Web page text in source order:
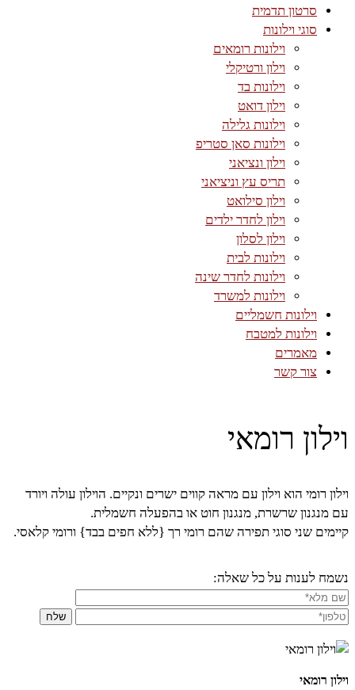
סרטון תדמית
סוגי וילונות
וילונות רומאים
וילון ורטיקלי
וילונות בד
וילון דואט
וילונות גלילה
וילונות סאן סטריפ
וילון ונציאני
תריס עץ וניציאני
וילון סילואט
וילון לחדר ילדים
וילון לסלון
וילונות לבית
וילונות לחדר שינה
וילונות למשרד
וילונות חשמליים
וילונות למטבח
מאמרים
צור קשר
וילון רומאי
וילון רומי הוא וילון עם מראה קווים ישרים ונקיים. הוילון עולה ויורד
עם מנגנון שרשרת, מנגנון חוט או בהפעלה חשמלית.
קיימים שני סוגי תפירה שהם רומי רך {ללא חפים בבד} ורומי קלאסי.
נשמח לענות על כל שאלה:
וילון רומאי